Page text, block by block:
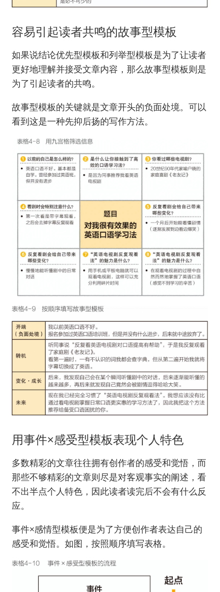
容易引起读者共鸣的故事型模板
如果说结论优先型模板和列举型模板是为了让读者
更好地理解并接受文章内容，那么故事型模板则是
为了引起读者的共鸣。
故事型模板的关键就是文章开头的负面处境。可以
看到这是一种先抑后扬的写作方法。
用事件×感受型模板表现个人特色
多数精彩的文章往往拥有创作者的感受和觉悟，而
那些不够精彩的文章则尽是对客观事实的阐述，看
不出半点个人特色，因此读者读完后不会有什么反
应。
事件×感情型模板便是为了方便创作者表达自己的
感受和觉悟。如图，按照顺序填写表格。